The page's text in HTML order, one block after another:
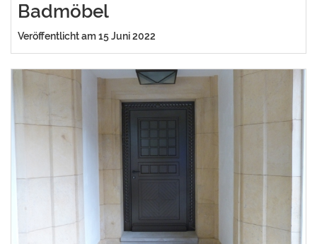
Badmöbel
Veröffentlicht am 15 Juni 2022